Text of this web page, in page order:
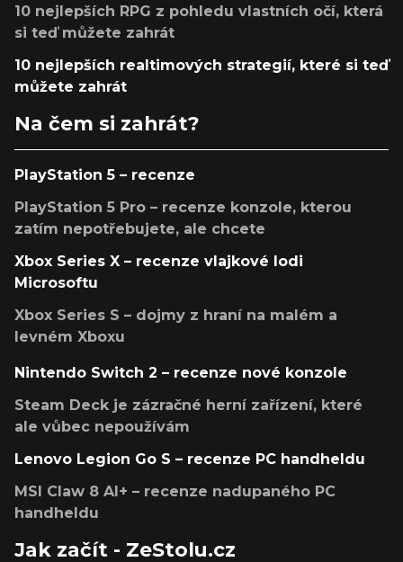
10 nejlepších RPG z pohledu vlastních očí, která
si teď můžete zahrát
10 nejlepších realtimových strategií, které si teď
můžete zahrát
Na čem si zahrát?
PlayStation 5 – recenze
PlayStation 5 Pro – recenze konzole, kterou
zatím nepotřebujete, ale chcete
Xbox Series X – recenze vlajkové lodi
Microsoftu
Xbox Series S – dojmy z hraní na malém a
levném Xboxu
Nintendo Switch 2 – recenze nové konzole
Steam Deck je zázračné herní zařízení, které
ale vůbec nepoužívám
Lenovo Legion Go S – recenze PC handheldu
MSI Claw 8 AI+ – recenze nadupaného PC
handheldu
Jak začít - ZeStolu.cz